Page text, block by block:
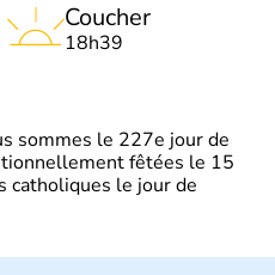
Coucher
18h39
sommes le 227e jour de
fêtées le 15
catholiques le jour de